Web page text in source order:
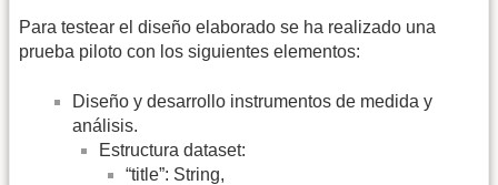
Para testear el diseño elaborado se ha realizado una
prueba piloto con los siguientes elementos:
Diseño y desarrollo instrumentos de medida y
análisis.
Estructura dataset:
“title”: String,